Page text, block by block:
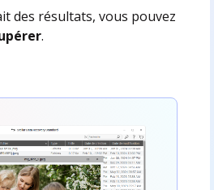
des résultats, vous pouvez
.